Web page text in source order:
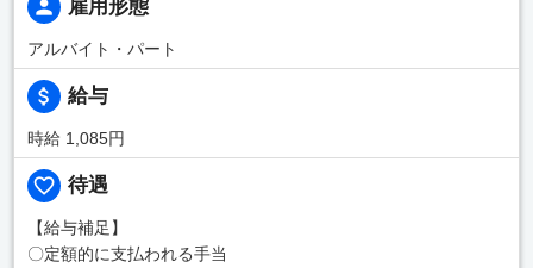
雇用形態
アルバイト・パート
給与
時給 1,085円
待遇
【給与補足】
〇定額的に支払われる手当